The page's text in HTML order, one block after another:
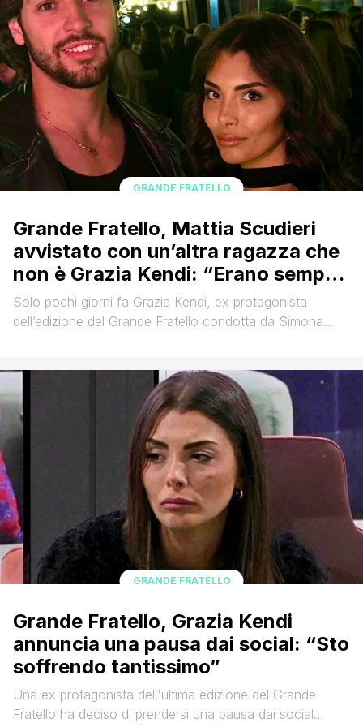
GRANDE FRATELLO
Grande Fratello, Mattia Scudieri
avvistato con un’altra ragazza che
non è Grazia Kendi: “Erano sempre
insieme”, le segnalazioni
Solo pochi giorni fa Grazia Kendi, ex protagonista
dell’edizione del Grande Fratello condotta da Simona
Instagram, l’ex gieffina aveva raccontato di stare
attraversando un periodo particolarmente delicato,
spiegando di essere profondamente provata
dall’esposizione mediatica e dai numerosi commenti
GRANDE FRATELLO
Grande Fratello, Grazia Kendi
annuncia una pausa dai social: “Sto
soffrendo tantissimo”
Una ex protagonista dell'ultima edizione del Grande
Fratello ha deciso di prendersi una pausa dai social